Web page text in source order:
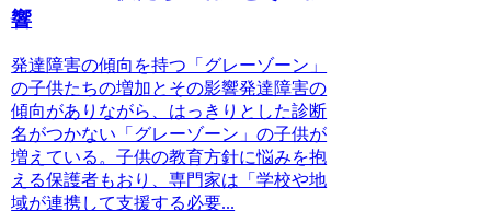
響
発達障害の傾向を持つ「グレーゾーン」
の子供たちの増加とその影響発達障害の
傾向がありながら、はっきりとした診断
名がつかない「グレーゾーン」の子供が
増えている。子供の教育方針に悩みを抱
える保護者もおり、専門家は「学校や地
域が連携して支援する必要...